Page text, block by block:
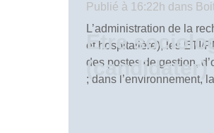
Publié à 16:22h dans
Etre
(candidater)
L’administration de la
et hospitalière), les ETI/
des postes de gestion,
; dans l’environnement,